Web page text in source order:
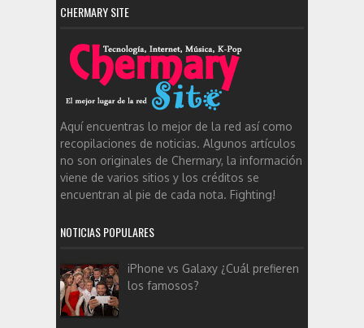
CHERMARY SITE
Aquí encuentras lo mejor de la red así como
recopilaciones de noticias. Algunos artículos
no son originales de Chermary, la información
viene de varios sitios y los créditos se
encuentran al pie de cada nota. Fighting!
NOTICIAS POPULARES
iPhone vs Galaxy ¿Cuál prefieren
los famosos?